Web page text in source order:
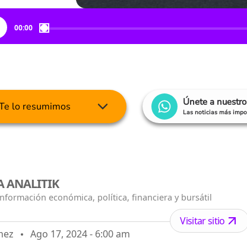
00:00
lo resumimos Únete a
Las noticias más
ANALITIK
económica, política, financiera y bursátil
Ago 17, 2024 - 6:00 am
Visitar sitio